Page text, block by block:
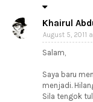
Khairul
August 5, 2011
Salam,
Saya baru
menjadi.
Sila tengok